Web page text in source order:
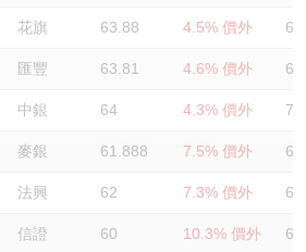
花旗 63.88 4.5% 價外
匯豐 63.81 4.6% 價外
中銀 64 4.3% 價外
麥銀 61.888 7.5% 價外
法興 62 7.3% 價外
信證 60 10.3% 價外